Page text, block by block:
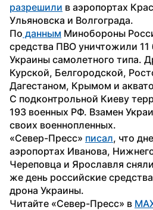
разрешили в аэропортах
Ульяновска и Волгограда.
По данным Минобороны
средства ПВО уничтожили 11
Украины самолетного типа.
Курской, Белгородской,
Дагестаном, Крымом и
С подконтрольной Киеву
193 военных РФ. Взамен
своих военнопленных.
«Север-Пресс» писал, что
аэропортах Иванова,
Череповца и Ярославля
же день российские
дрона Украины.
Читайте «Север-Пресс» в